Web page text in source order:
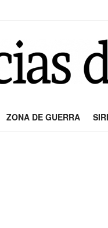
ZONA DE GUERRA